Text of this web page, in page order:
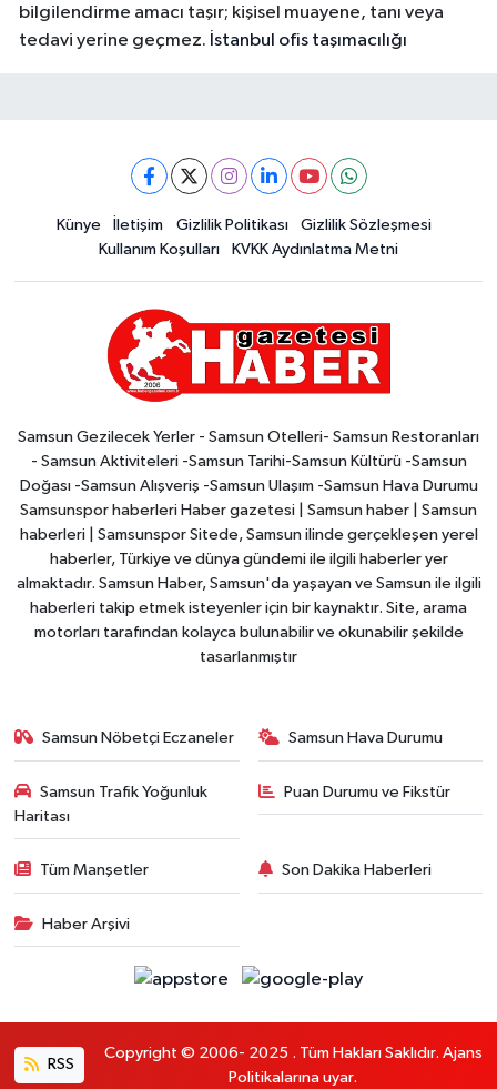
bilgilendirme amacı taşır; kişisel muayene, tanı veya
tedavi yerine geçmez. İstanbul ofis taşımacılığı
Künye İletişim Gizlilik Politikası
Gizlilik Sözleşmesi
Kullanım Koşulları
KVKK Aydınlatma Metni
Samsun Gezilecek Yerler - Samsun Otelleri- Samsun Restoranları
- Samsun Aktiviteleri -Samsun Tarihi-Samsun Kültürü -Samsun
Doğası -Samsun Alışveriş -Samsun Ulaşım -Samsun Hava Durumu
Samsunspor haberleri Haber gazetesi | Samsun haber | Samsun
haberleri | Samsunspor Sitede, Samsun ilinde gerçekleşen yerel
haberler, Türkiye ve dünya gündemi ile ilgili haberler yer
almaktadır. Samsun Haber, Samsun'da yaşayan ve Samsun ile ilgili
haberleri takip etmek isteyenler için bir kaynaktır. Site, arama
motorları tarafından kolayca bulunabilir ve okunabilir şekilde
tasarlanmıştır
Samsun Nöbetçi Eczaneler Samsun Hava Durumu
Samsun Trafik Yoğunluk
Haritası
Puan Durumu ve Fikstür
Tüm Manşetler Son Dakika Haberleri
Haber Arşivi
RSS
Copyright © 2006- 2025 . Tüm Hakları Saklıdır. Ajans
Politikalarına uyar.